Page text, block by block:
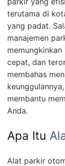
terutama di
yang padat.
manajemen
cepat, dan
membahas
membantu
Anda.
Apa Itu
Alat parkir